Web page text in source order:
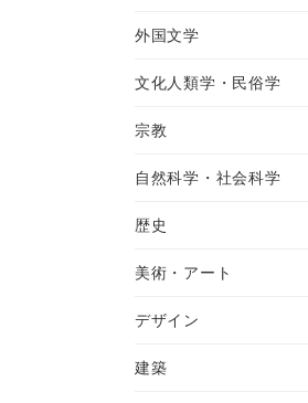
外国文学
文化人類学・民俗学
宗教
自然科学・社会科学
歴史
美術・アート
デザイン
建築